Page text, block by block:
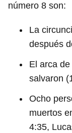
número 8 son:
La
después
El arca
salvaron
Ocho
muertos
4:35,